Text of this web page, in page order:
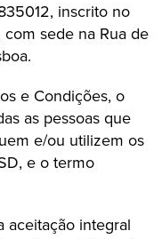
inscrito no
sede na Rua de
e Condições, o
as pessoas que
e/ou utilizem os
e o termo
aceitação integral